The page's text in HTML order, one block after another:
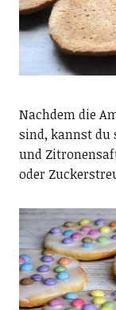
Nachdem die
sind, kannst du
und
oder